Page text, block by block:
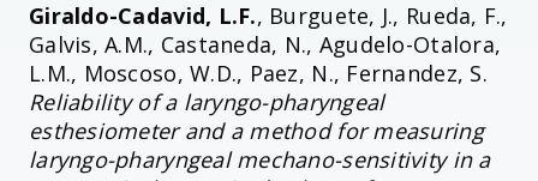
Giraldo-Cadavid, L.F., Burguete, J., Rueda, F.,
Galvis, A.M., Castaneda, N., Agudelo-Otalora,
L.M., Moscoso, W.D., Paez, N., Fernandez, S.
Reliability of a laryngo-pharyngeal
esthesiometer and a method for measuring
laryngo-pharyngeal mechano-sensitivity in a